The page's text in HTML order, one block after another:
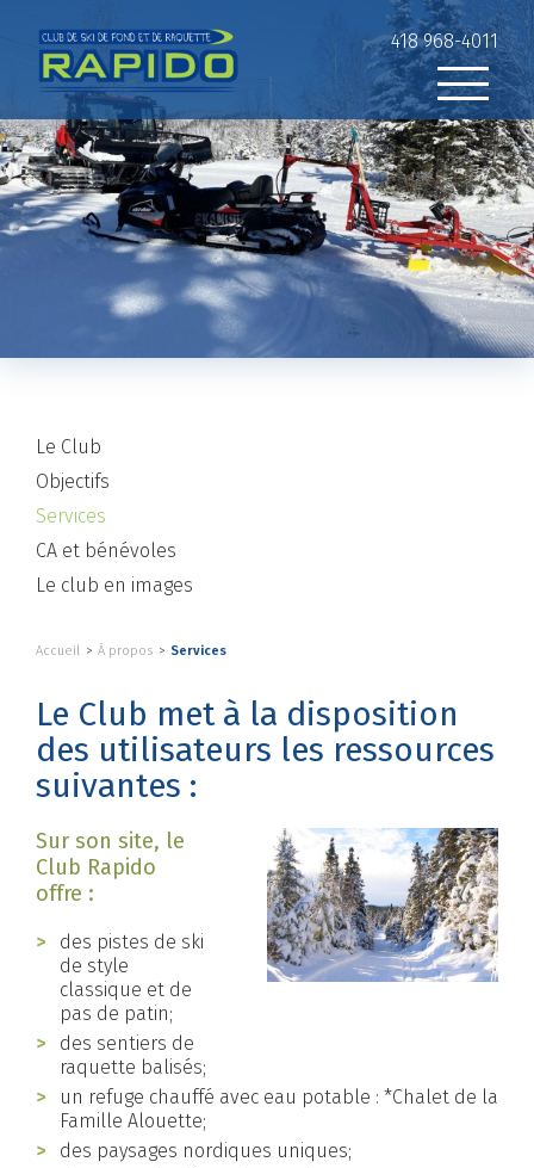
418 968-4011
Le Club
Objectifs
Services
CA et bénévoles
Le club en images
Accueil À propos Services
Le Club met à la disposition
des utilisateurs les ressources
suivantes :
Sur son site, le
Club Rapido
offre :
des pistes de ski
de style
classique et de
pas de patin;
des sentiers de
raquette balisés;
un refuge chauffé avec eau potable : *Chalet de la
Famille Alouette;
des paysages nordiques uniques;